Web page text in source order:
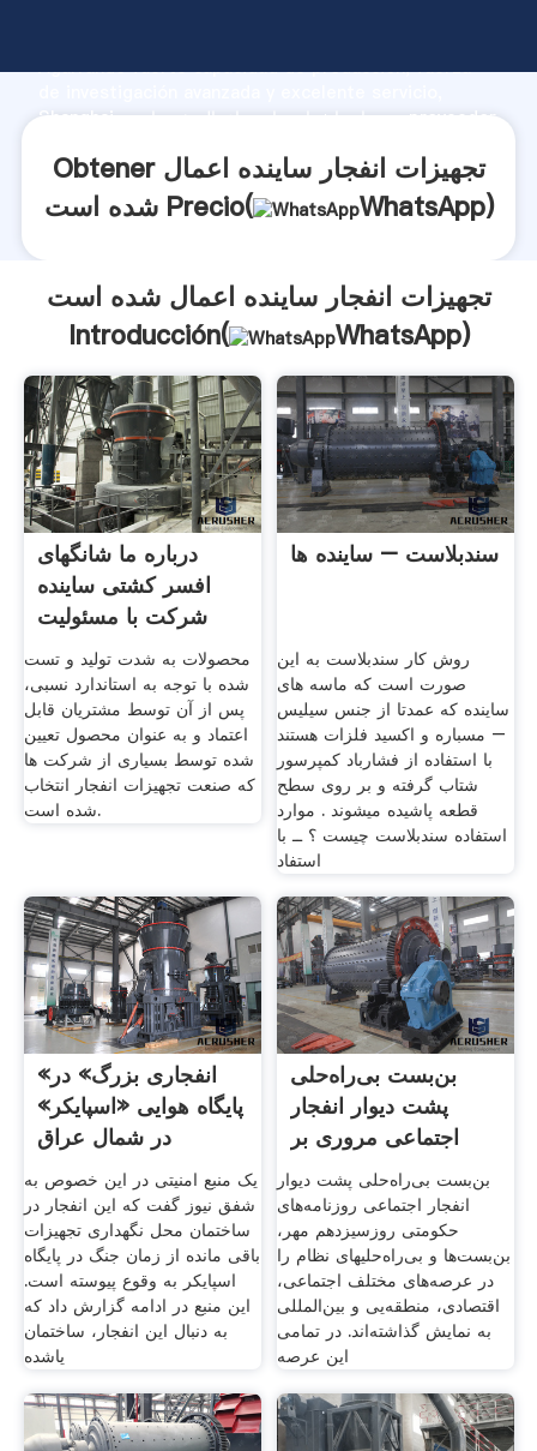
Agarrando fuerte capacidad de producción, fuerza
Shanghai تجهیزات انفجار ساینده اعمال شده است proveedor
Obtener تجهیزات انفجار ساینده اعمال
شده است Precio(
WhatsApp)
تجهیزات انفجار ساینده اعمال شده است
Introducción(
WhatsApp)
درباره ما شانگهای
افسر کشتی ساینده
شرکت با مسئولیت
محصولات به شدت تولید و تست
شده با توجه به استاندارد نسبی،
پس از آن توسط مشتریان قابل
اعتماد و به عنوان محصول تعیین
شده توسط بسیاری از شرکت ها
که صنعت تجهیزات انفجار انتخاب
شده است.
سندبلاست – ساینده ها
روش کار سندبلاست به این
صورت است که ماسه های
ساینده که عمدتا از جنس سیلیس
– مسباره و اکسید فلزات هستند
با استفاده از فشارباد کمپرسور
شتاب گرفته و بر روی سطح
قطعه پاشیده میشوند . موارد
استفاده سندبلاست چیست ؟ ــ با
استفاد
«انفجاری بزرگ» در
پایگاه هوایی «اسپایکر»
در شمال عراق
یک منبع امنیتی در این خصوص به
شفق نیوز گفت که این انفجار در
ساختمان محل نگهداری تجهیزات
باقی مانده از زمان جنگ در پایگاه
اسپایکر به وقوع پیوسته است.
این منبع در ادامه گزارش داد که
به دنبال این انفجار، ساختمان
یاشده
بن‌بست بی‌راه‌حلی
پشت دیوار انفجار
اجتماعی مروری بر
رسانه‌ها
بن‌بست بی‌راه‌حلی پشت دیوار
انفجار اجتماعی روزنامه‌های
حکومتی روزسیزدهم مهر،
بن‌بست‌ها و بی‌راه‌حلیهای نظام را
در عرصه‌های مختلف اجتماعی،
اقتصادی، منطقه‌یی و بین‌المللی
به نمایش گذاشته‌اند. در تمامی
این عرصه